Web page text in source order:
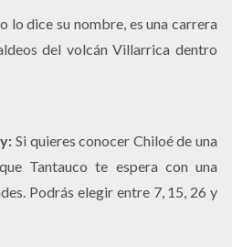
lo dice su nombre, es una carrera
del volcán Villarrica dentro
Si quieres conocer Chiloé de una
Tantauco te espera con una
Podrás elegir entre 7, 15, 26 y